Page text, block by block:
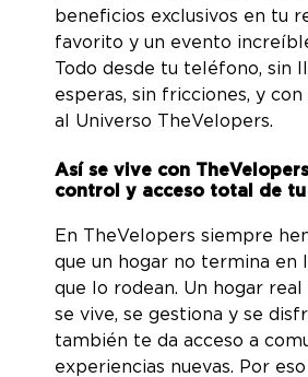
beneficios exclusivos en tu
favorito y un evento
Todo desde tu teléfono, sin
esperas, sin fricciones, y con
al Universo TheVelopers.
Así se vive con
control y acceso total de
En TheVelopers siempre
que un hogar no termina en
que lo rodean. Un hogar
se vive, se gestiona y se
también te da acceso a
experiencias nuevas. Por